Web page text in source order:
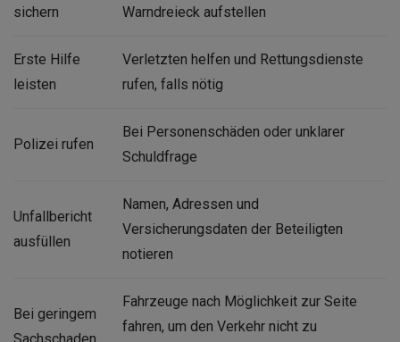
sichern Warndreieck aufstellen
Erste Hilfe
leisten
Verletzten helfen und Rettungsdienste
rufen, falls nötig
Polizei rufen
Bei Personenschäden oder unklarer
Schuldfrage
Unfallbericht
ausfüllen
Namen, Adressen und
Versicherungsdaten der Beteiligten
notieren
Bei geringem
Fahrzeuge nach Möglichkeit zur Seite
fahren, um den Verkehr nicht zu